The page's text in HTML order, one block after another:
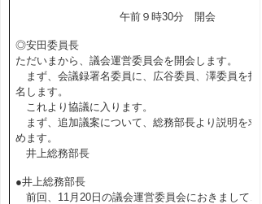
午前９時30分 開会
◎安田委員長
ただいまから、議会運営委員会を開会します。
まず、会議録署名委員に、広谷委員、澤委員を指
名します。
これより協議に入ります。
まず、追加議案について、総務部長より説明を求
めます。
井上総務部長
●井上総務部長
前回、11月20日の議会運営委員会におきまして、